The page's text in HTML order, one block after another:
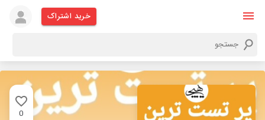
خرید اشتراک
0